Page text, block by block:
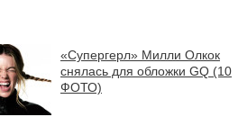
«Супергерл» Милли Олкок
снялась для обложки GQ (10
ФОТО)